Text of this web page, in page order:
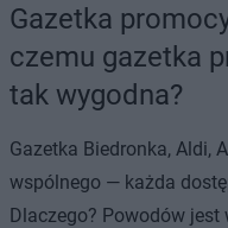
Gazetka
czemu gazetka
tak wygodna?
Gazetka Biedronka, Aldi,
wspólnego — każda
Dlaczego? Powodów jest